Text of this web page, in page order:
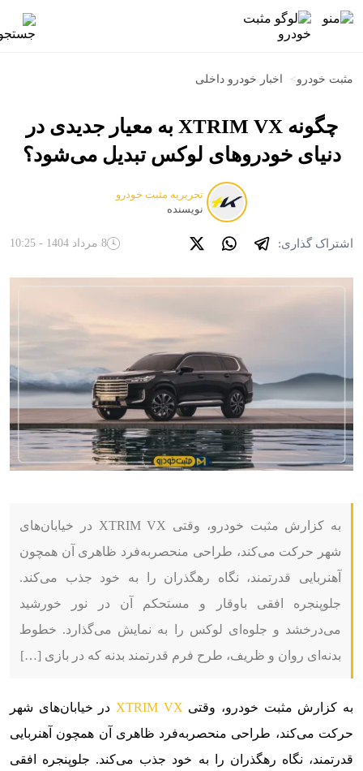
مثبت خودرو> اخبار خودرو داخلی
چگونه XTRIM VX به معیار جدیدی در
دنیای خودروهای لوکس تبدیل می‌شود؟
تحریریه مثبت خودرو
نویسنده
اشتراک گذاری: 8 مرداد 1404 - 10:25
به کزارش مثبت خودرو، وقتی XTRIM VX در خیابان‌های
شهر حرکت می‌کند، طراحی منحصربه‌فرد ظاهری آن همچون
آهنربایی قدرتمند، نگاه رهگذران را به خود جذب می‌کند.
جلوپنجره افقی باوقار و مستحکم آن در نور خورشید
می‌درخشد و جلوه‌ای لوکس را به نمایش می‌گذارد. خطوط
بدنه‌ای روان و ظریف، طرح فرم قدرتمند بدنه که در بازی […]
به کزارش مثبت خودرو، وقتی XTRIM VX در خیابان‌های شهر
حرکت می‌کند، طراحی منحصربه‌فرد ظاهری آن همچون آهنربایی
قدرتمند، نگاه رهگذران را به خود جذب می‌کند. جلوپنجره افقی